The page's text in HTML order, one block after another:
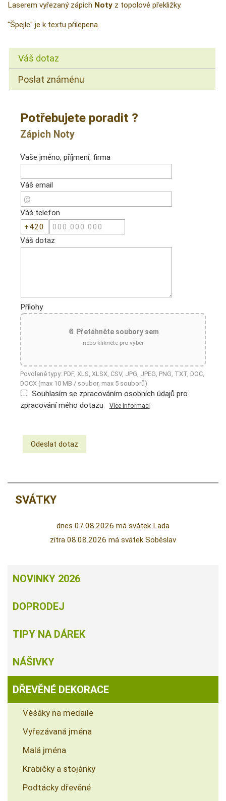
Laserem vyřezaný zápich Noty z topolové překližky.
"Špejle" je k textu přilepena.
Váš dotaz
Poslat známénu
Potřebujete poradit ?
Zápich Noty
Vaše jméno, příjmení, firma
Váš email
Váš telefon
Váš dotaz
Přílohy
📎 Přetáhněte soubory sem
nebo klikněte pro výběr
Povolené typy: PDF, XLS, XLSX, CSV, JPG, JPEG, PNG, TXT, DOC,
DOCX (max 10 MB / soubor, max 5 souborů)
Souhlasím se zpracováním osobních údajů pro
zpracování mého dotazu
Více informací
SVÁTKY
dnes 07.08.2026 má svátek Lada
zítra 08.08.2026 má svátek Soběslav
NOVINKY 2026
DOPRODEJ
TIPY NA DÁREK
NÁŠIVKY
DŘEVĚNÉ DEKORACE
Věšáky na medaile
Vyřezávaná jména
Malá jména
Krabičky a stojánky
Podtácky dřevěné